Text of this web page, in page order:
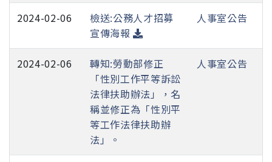
2024-02-06
檢送:公務人才招募
宣傳海報
人事室公告
2024-02-06
轉知:勞動部修正
「性別工作平等訴訟
法律扶助辦法」，名
稱並修正為「性別平
等工作法律扶助辦
法」。
人事室公告